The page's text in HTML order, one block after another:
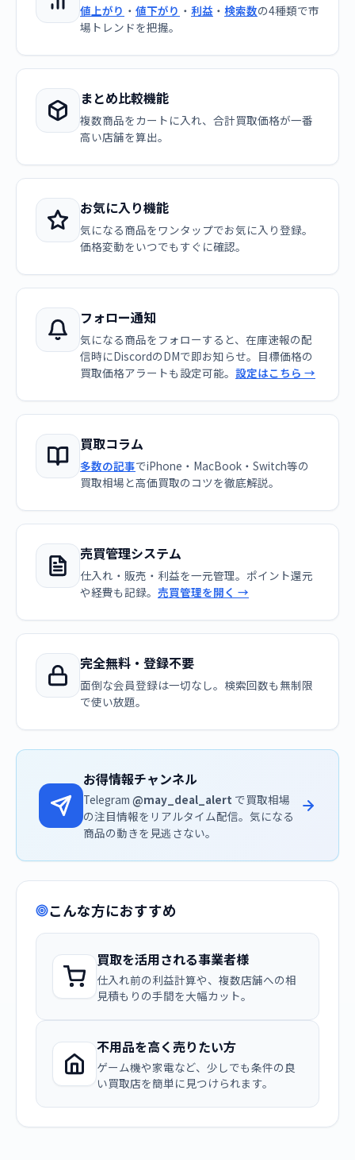
値上がり ・ 値下がり ・ 利益 ・ 検索数の4種類で市
場トレンドを把握。
まとめ比較機能
複数商品をカートに入れ、合計買取価格が一番
高い店舗を算出。
お気に入り機能
気になる商品をワンタップでお気に入り登録。
価格変動をいつでもすぐに確認。
フォロー通知
気になる商品をフォローすると、在庫速報の配
信時にDiscordのDMで即お知らせ。目標価格の
買取価格アラートも設定可能。 設定はこちら →
買取コラム
多数の記事でiPhone・MacBook・Switch等の
買取相場と高価買取のコツを徹底解説。
売買管理システム
仕入れ・販売・利益を一元管理。ポイント還元
や経費も記録。 売買管理を開く →
完全無料・登録不要
面倒な会員登録は一切なし。検索回数も無制限
で使い放題。
お得情報チャンネル
Telegram @may_deal_alert で買取相場
の注目情報をリアルタイム配信。気になる
商品の動きを見逃さない。
こんな方におすすめ
買取を活用される事業者様
仕入れ前の利益計算や、複数店舗への相
見積もりの手間を大幅カット。
不用品を高く売りたい方
ゲーム機や家電など、少しでも条件の良
い買取店を簡単に見つけられます。